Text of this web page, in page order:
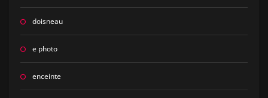
doisneau
e photo
enceinte